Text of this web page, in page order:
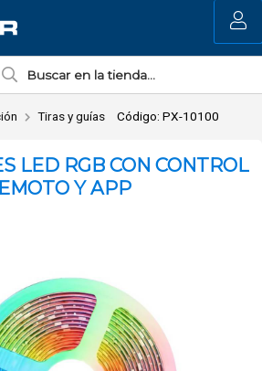
MI COMPRA
Tiras y guías Código: PX-10100
LED RGB CON CONTROL
Y APP